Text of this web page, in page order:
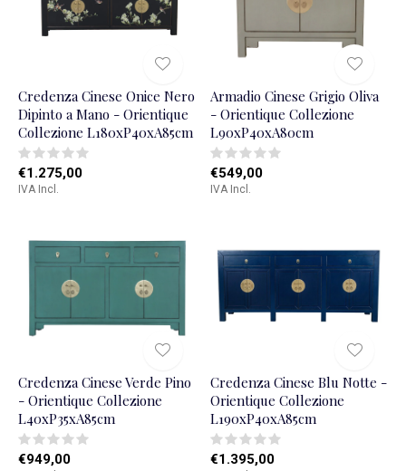
Credenza Cinese Onice Nero
Dipinto a Mano - Orientique
Collezione L180xP40xA85cm
€1.275,00
IVA Incl.
Armadio Cinese Grigio Oliva
- Orientique Collezione
L90xP40xA80cm
€549,00
IVA Incl.
Credenza Cinese Verde Pino
- Orientique Collezione
L40xP35xA85cm
€949,00
Credenza Cinese Blu Notte -
Orientique Collezione
L190xP40xA85cm
€1.395,00